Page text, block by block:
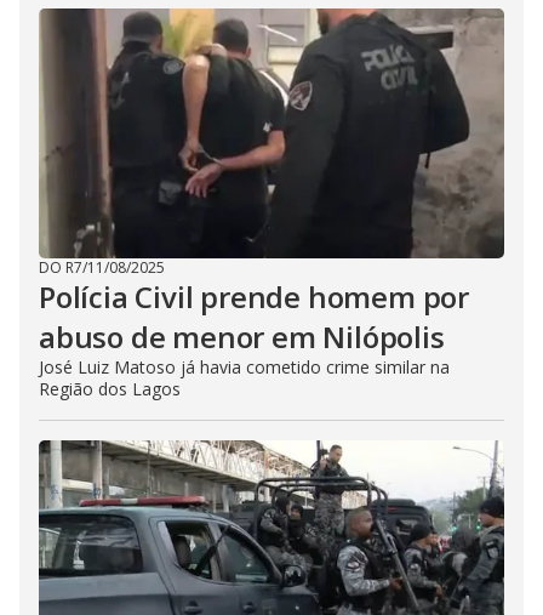
DO R7/11/08/2025
Polícia Civil prende homem por
abuso de menor em Nilópolis
José Luiz Matoso já havia cometido crime similar na
Região dos Lagos